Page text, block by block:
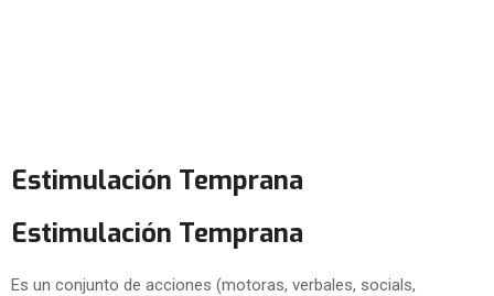
Estimulación Temprana
Estimulación Temprana
Es un conjunto de acciones (motoras, verbales, socials,